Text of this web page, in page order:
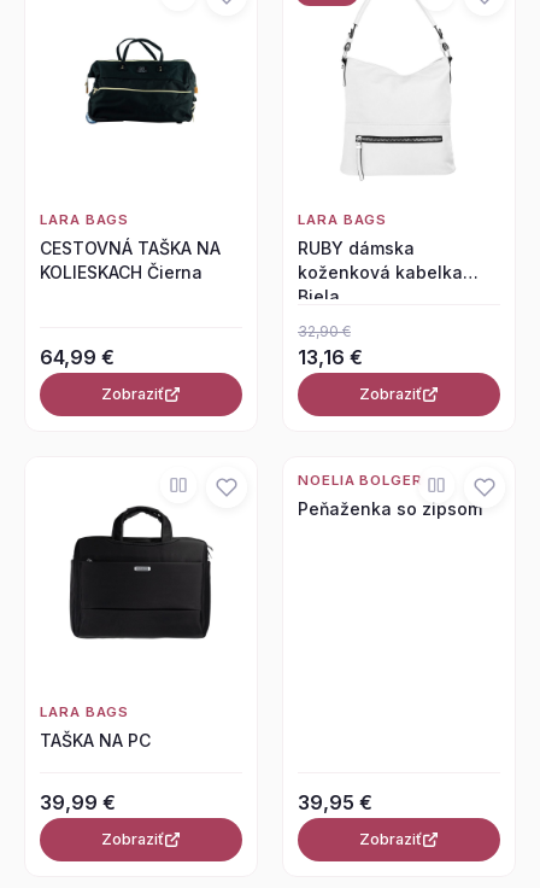
LARA BAGS
CESTOVNÁ TAŠKA NA
KOLIESKACH Čierna
64,99 €
Zobraziť
LARA BAGS
RUBY dámska
koženková kabelka
Biela
32,90 €
13,16 €
Zobraziť
LARA BAGS
TAŠKA NA PC
39,99 €
Zobraziť
NOELIA BOLGER
Peňaženka so zipsom
39,95 €
Zobraziť